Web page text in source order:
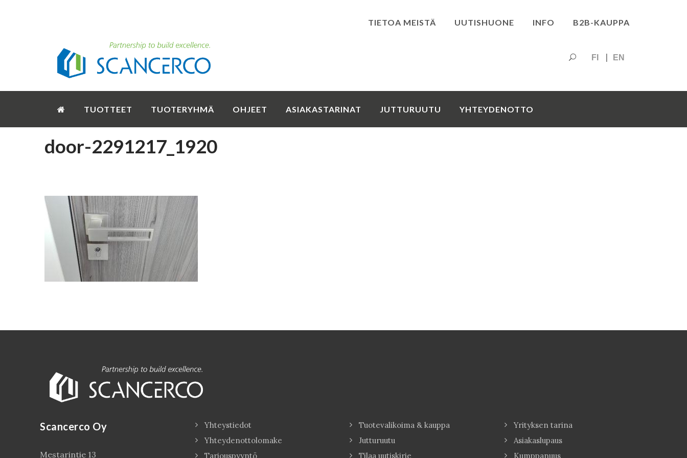
TIETOA MEISTÄ UUTISHUONE INFO B2B-KAUPPA
FI EN
TUOTTEET TUOTERYHMÄ OHJEET ASIAKASTARINAT JUTTURUUTU YHTEYDENOTTO
door-2291217_1920
Scancerco Oy
Mestarintie 13
Yhteystiedot
Yhteydenottolomake
Tarjouspyyntö
Tuotevalikoima & kauppa
Jutturuutu
Tilaa uutiskirje
Yrityksen tarina
Asiakaslupaus
Kumppanuus